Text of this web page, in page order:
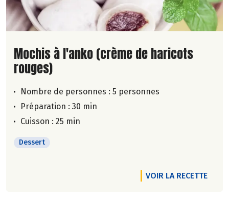
Lire la suite de la recette
Mochis à l'anko (crème de haricots
rouges)
Nombre de personnes : 5 personnes
Préparation : 30 min
Cuisson : 25 min
Dessert
VOIR LA RECETTE